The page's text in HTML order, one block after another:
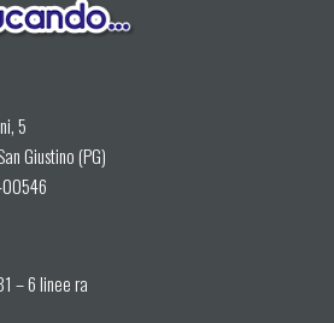
5
Giustino (PG)
– 6 linee ra